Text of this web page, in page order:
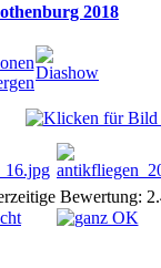
2018
Bewertung: